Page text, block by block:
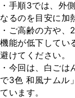
・手順3では、外
なるのを目安に加
・ご高齢の方や
機能が低下してい
避けてください。
・今回は、白ご
で3色 和風ナムル
ています。